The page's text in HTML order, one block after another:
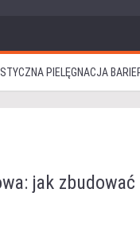
PIELĘGNACJA
jak